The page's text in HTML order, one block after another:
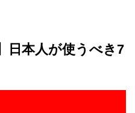
日本人が使うべき7